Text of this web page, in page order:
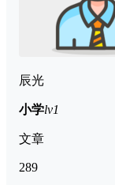
辰光
小学lv1
文章
289